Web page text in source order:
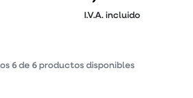
I.V.A. incluido
6 de 6 productos disponibles